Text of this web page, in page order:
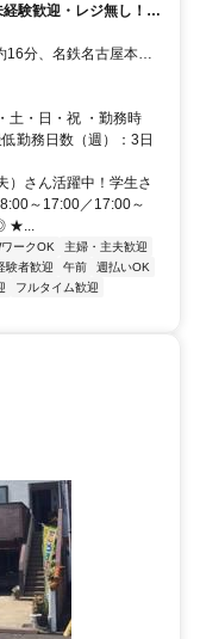
験歓迎・レジ無し！主
分、名鉄名古屋本線/
本線/名鉄犬山線 栄生徒
土・日・祝 ・勤務時
勤務日数（週）：3日
さん活躍中！学生さ
～17:00／17:00～
★...
ークOK
主婦・主夫歓迎
験者歓迎 午前
週払いOK
フルタイム歓迎